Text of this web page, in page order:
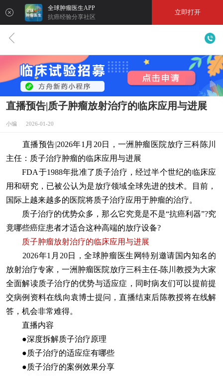
全球肿瘤医生APP
抗癌经验分享社区
立即打开
直播预告|质子肿瘤放射治疗的临床应用与进展
小编 2026-01-20
直播预告|2026年1月20日，一洲肿瘤医院放疗三科陈川
主任：质子治疗肿瘤的临床应用与进展
FDA于1988年批准了质子治疗，经过半个世纪的临床应
用和研究，已被公认为是放疗领域全球先进的技术。目前，
国际上越来越多的医院将质子治疗应用于肿瘤的治疗。
质子治疗的优势众多，那么它究竟是不是“抗癌利器”?究
竟哪些癌症患者才适合这种高端的放疗设备?
质子肿瘤放射治疗的临床应用与进展
2026年1月20日，全球肿瘤医生网特别邀请国内知名的
放射治疗专家，一洲肿瘤医院放疗三科主任-陈川教授为大家
全面解读质子治疗的优势与适应症，同时病友们可以提前提
交病例资料在线向袁博士提问，直播结束后陈教授将在线解
答，机会非常难得。
直播内容
●深度拆解质子治疗原理
●质子治疗的适应症有哪些
●质子治疗的案例效果分享